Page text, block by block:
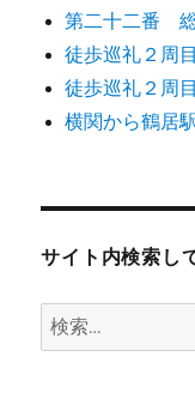
第二十二番
徒歩巡礼２周
徒歩巡礼２周
横関から鶴居
サイト内検索し
検
索: